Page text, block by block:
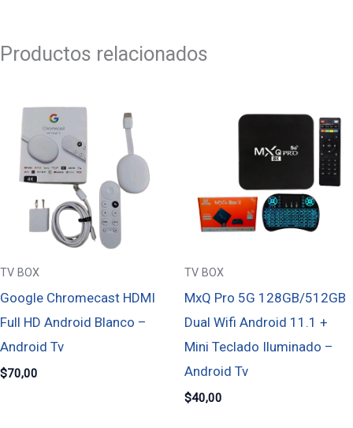
Productos relacionados
TV BOX
Google Chromecast HDMI
Full HD Android Blanco –
Android Tv
$70,00
TV BOX
MxQ Pro 5G 128GB/512GB
Dual Wifi Android 11.1 +
Mini Teclado Iluminado –
Android Tv
$40,00